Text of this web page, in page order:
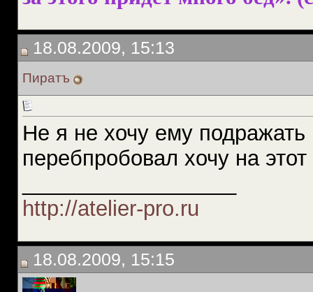
18.08.2009, 15:13
Пиратъ
Не я не хочу ему подражать
перебпробовал хочу на этот
http://atelier-pro.ru
18.08.2009, 15:15